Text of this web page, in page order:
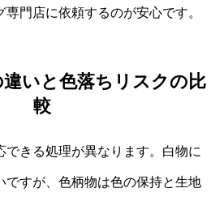
門店に依頼するのが安心です。
いと色落ちリスクの比
較
できる処理が異なります。白物に
ですが、色柄物は色の保持と生地